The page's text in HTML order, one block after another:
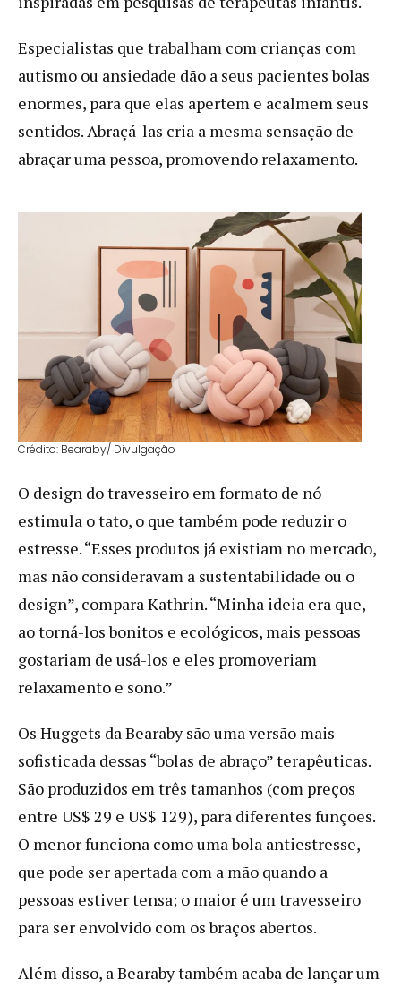
Especialistas que trabalham com crianças com
autismo ou ansiedade dão a seus pacientes bolas
enormes, para que elas apertem e acalmem seus
sentidos. Abraçá-las cria a mesma sensação de
abraçar uma pessoa, promovendo relaxamento.
Crédito: Bearaby/ Divulgação
O design do travesseiro em formato de nó
estimula o tato, o que também pode reduzir o
estresse. “Esses produtos já existiam no mercado,
mas não consideravam a sustentabilidade ou o
design”, compara Kathrin. “Minha ideia era que,
ao torná-los bonitos e ecológicos, mais pessoas
gostariam de usá-los e eles promoveriam
relaxamento e sono.”
Os Huggets da Bearaby são uma versão mais
sofisticada dessas “bolas de abraço” terapêuticas.
São produzidos em três tamanhos (com preços
entre US$ 29 e US$ 129), para diferentes funções.
O menor funciona como uma bola antiestresse,
que pode ser apertada com a mão quando a
pessoas estiver tensa; o maior é um travesseiro
para ser envolvido com os braços abertos.
Além disso, a Bearaby também acaba de lançar um